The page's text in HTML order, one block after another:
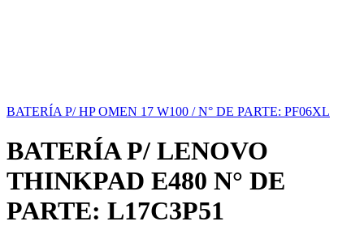
BATERÍA P/ HP OMEN 17 W100 / N° DE PARTE: PF06XL
BATERÍA P/ LENOVO
THINKPAD E480 N° DE
PARTE: L17C3P51